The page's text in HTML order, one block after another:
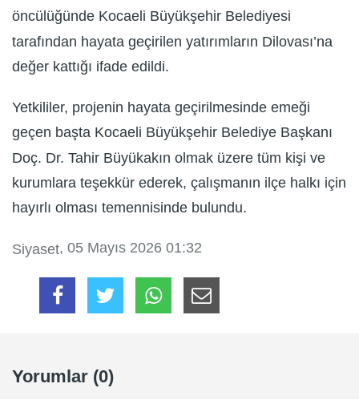
öncülüğünde Kocaeli Büyükşehir Belediyesi
tarafından hayata geçirilen yatırımların Dilovası’na
değer kattığı ifade edildi.
Yetkililer, projenin hayata geçirilmesinde emeği
geçen başta Kocaeli Büyükşehir Belediye Başkanı
Doç. Dr. Tahir Büyükakın olmak üzere tüm kişi ve
kurumlara teşekkür ederek, çalışmanın ilçe halkı için
hayırlı olması temennisinde bulundu.
Siyaset, 05 Mayıs 2026 01:32
Yorumlar (0)